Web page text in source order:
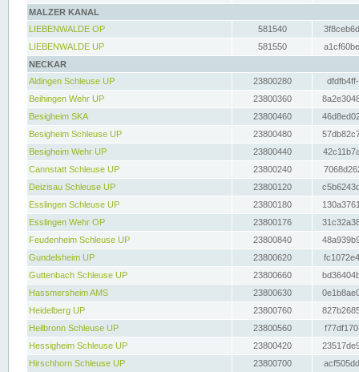
MALZER KANAL
LIEBENWALDE OP
581540
LIEBENWALDE UP
581550
NECKAR
Aldingen Schleuse UP
23800280
Beihingen Wehr UP
23800360
Besigheim SKA
23800460
Besigheim Schleuse UP
23800480
Besigheim Wehr UP
23800440
Cannstatt Schleuse UP
23800240
Deizisau Schleuse UP
23800120
Esslingen Schleuse UP
23800180
Esslingen Wehr OP
23800176
Feudenheim Schleuse UP
23800840
Gundelsheim UP
23800620
Guttenbach Schleuse UP
23800660
Hassmersheim AMS
23800630
Heidelberg UP
23800760
Heilbronn Schleuse UP
23800560
Hessigheim Schleuse UP
23800420
Hirschhorn Schleuse UP
23800700